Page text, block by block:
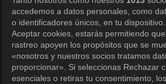
accedemos a datos personales, como
o identificadores únicos, en tu
Aceptar cookies, estarás permitiendo
rastreo apoyen los propósitos que se
«nosotros y nuestros socios tratamos
proporcionar». Si seleccionas Rechazar
esenciales o retiras tu consentimiento,